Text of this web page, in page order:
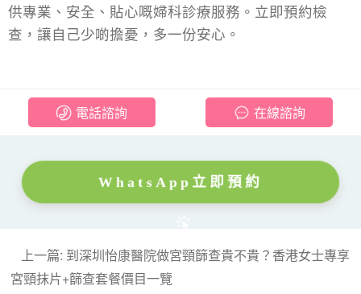
供專業、安全、貼心嘅婦科診療服務。立即預約檢
查，讓自己少啲擔憂，多一份安心。
電話諮詢 在線諮詢
WhatsApp立即預約
上一篇: 到深圳怡康醫院做宮頸篩查貴不貴？香港女士專享
宮頸抹片+篩查套餐價目一覽